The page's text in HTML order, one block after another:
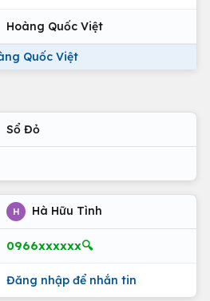
Hoàng Quốc Việt
Quốc Việt
Sổ Đỏ
H Hà Hữu Tình
0966xxxxxx🔍
Đăng nhập để nhắn tin